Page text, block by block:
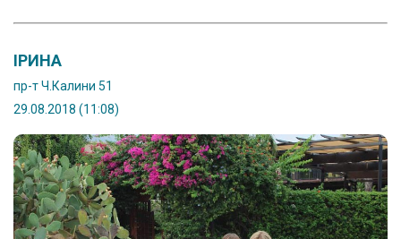
ІРИНА
пр-т Ч.Калини 51
29.08.2018 (11:08)